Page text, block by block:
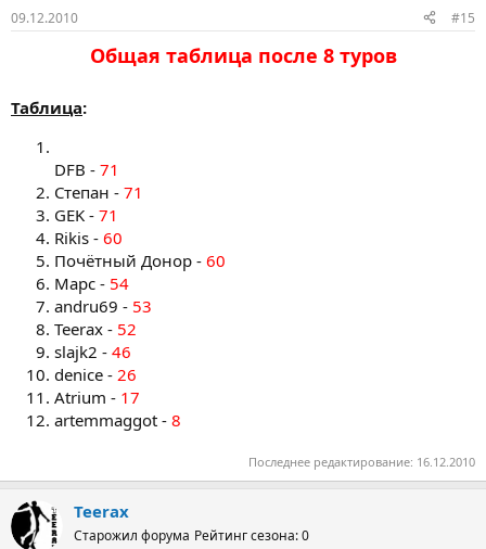
09.12.2010 #15
Общая таблица после 8 туров​
Таблица:
DFB - 71
Степан - 71
GEK - 71
Rikis - 60
Почётный Донор - 60
Марс - 54
andru69 - 53
Teerax - 52
slajk2 - 46
denice - 26
Atrium - 17
artemmaggot - 8
Последнее редактирование: 16.12.2010
Teerax
Старожил форума Рейтинг сезона: 0